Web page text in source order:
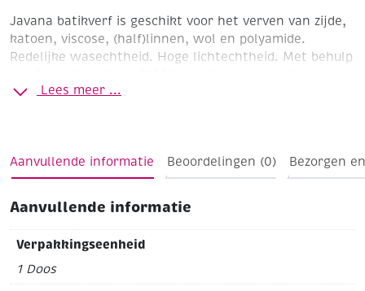
Javana batikverf is geschikt voor het verven van zijde,
katoen, viscose, (half)linnen, wol en polyamide.
Redelijke wasechtheid. Hoge lichtechtheid. Met behulp
sterk verbeterd. Ons advies is de geverfde stof apart te
Flacon 70 gramInclusief verfzout
Goed voor 200 - 400 gram stof
Lees meer ...
Aanvullende informatie Beoordelingen (0) Bezorgen
Aanvullende informatie
Verpakkingseenheid
1 Doos